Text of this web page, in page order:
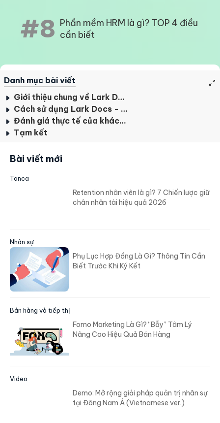
#8 Phần mềm HRM là gì? TOP 4 điều
cần biết
Danh mục bài viết
Giới thiệu chung về Lark Docs
Cách sử dụng Lark Docs - tăng trải nghiệm cộng tác và sáng tạo nội dung
Đánh giá thực tế của khách hàng
Tạm kết
Bài viết mới
Tanca
Retention nhân viên là gì? 7 Chiến lược giữ
chân nhân tài hiệu quả 2026
Nhân sự
Phụ Lục Hợp Đồng Là Gì? Thông Tin Cần
Biết Trước Khi Ký Kết
Bán hàng và tiếp thị
Fomo Marketing Là Gì? “Bẫy” Tâm Lý
Nâng Cao Hiệu Quả Bán Hàng
Video
Demo: Mở rộng giải pháp quản trị nhân sự
tại Đông Nam Á (Vietnamese ver.)